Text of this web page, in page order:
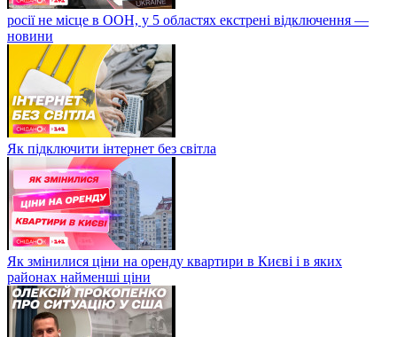
росії не місце в ООН, у 5 областях екстрені відключення —
новини
Як підключити інтернет без світла
Як змінилися ціни на оренду квартири в Києві і в яких
районах найменші ціни